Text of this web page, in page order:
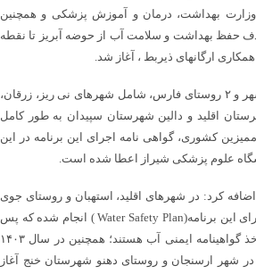
وزارت بهداشت، درمان و آموزش پزشکی و همچنین
نیرو، از سال ۱۳۹۳ با هدف حفظ بهداشت و سلامت آب از حوضه آبریز تا نقطه
ارگانهای ذیربط ، آغاز شد.
وی افزود: این برنامه در سه شهر و ۲ روستای فارس، شامل شهرهای نی ریز، زرقان،
اقلید و دالین شهرستان سپیدان به طور کامل
کشوری، گواهی نامه اجرای این برنامه در این
علوم پزشکی شیراز اعطا شده است.
کرد: در شهرهای اقلید، استهبان و روستای جوی
سفید شهرستان بوانات نیز اجرای این برنامه(Water Safety Plan ) انجام شده که پس
از ۲ مرحله ممیزی در شرف اخذ گواهینامه ایمنی آب هستند؛ همچنین در سال ۱۴۰۳
در شهر ارسنجان و روستای دهنو شهرستان خنج آغاز